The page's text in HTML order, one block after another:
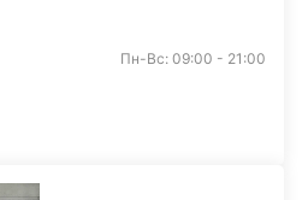
Пн-Вс: 09:00 - 21:00